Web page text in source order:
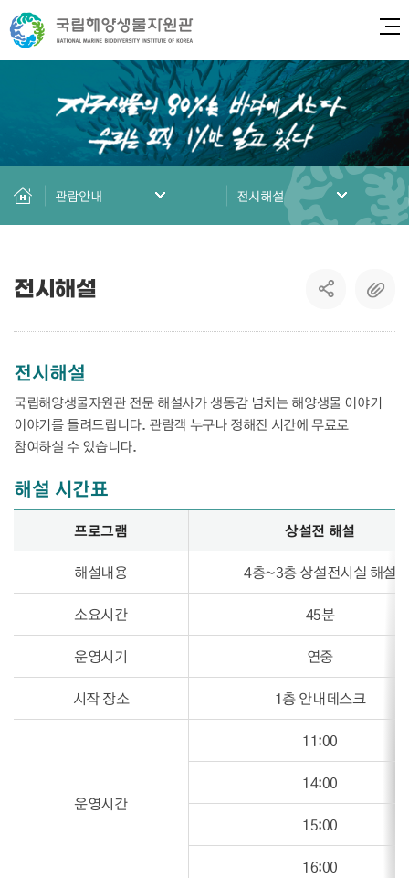
전시해설
관람안내 전시해설
전시해설
국립해양생물자원관 전문 해설사가 생동감 넘치는 해양생물 이야기
이야기를 들려드립니다. 관람객 누구나 정해진 시간에 무료로
참여하실 수 있습니다.
해설 시간표
해설 시간표 - 프로그램, 상설전 해설, 특별전 해설 정보제공
프로그램 상설전 해설
해설내용
4층~3층 상설전시실 해설
소요시간
45분
운영시기
연중
시작 장소
1층 안내데스크
운영시간
11:00
14:00
15:00
16:00